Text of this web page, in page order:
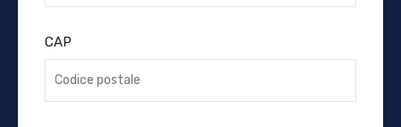
CAP